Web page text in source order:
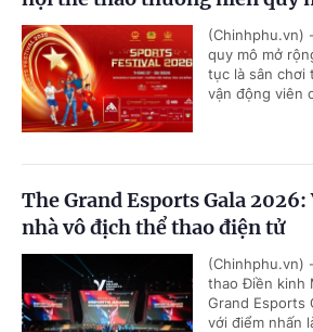
(Chinhphu.vn)
quy mô mở
tục là sân chơi
vận động viên
The Grand Esports Gala
nhà vô địch thể thao điện tử
(Chinhphu.vn)
thao Điền kinh
Grand Esports
với điểm nhấn